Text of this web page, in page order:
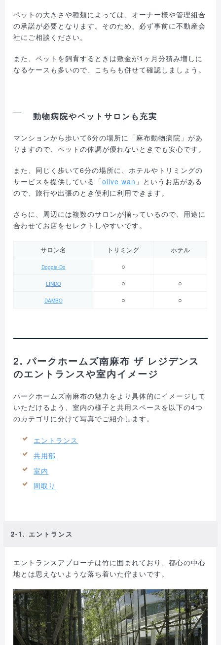
ペットの大きさや種類によっては、オーナー様や管理組合
の承諾が必要となります。そのため、必ず事前に不動産会
社にご相談ください。
また、ペットを飼育するときは敷金が1ヶ月分積み増しに
なるケースも多いので、こちらも併せて確認しましょう。
動物病院やペットサロンも充実
マンションから歩いて6分の場所に「麻布動物病院」があ
りますので、ペットの体調が優れないときでも安心です。
また、同じく歩いて6分の場所に、ホテルやトリミングの
サービスを提供している「olive wan 」というお店がある
ので、旅行や出張のとき便利に利用できます。
さらに、周辺には複数のサロンが揃っているので、用途に
合わせてお店をセレクトしやすいです。
サロン名 トリミング ホテル
Doggie-Do ○
LINDO ○ ○
DAMBO ○ ○
2. パークホームズ南麻布 ザ レジデンス
のエントランスや室内イメージ
パークホームズ南麻布の魅力をより具体的にイメージして
いただけるよう、室内の様子と共用スペースを以下の4つ
のカテゴリに分けて写真でご紹介します。
エントランス
共用部
室内
間取り
2-1. エントランス
エントランスアプローチは竹に囲まれており、都心の中心
地とは思えないような落ち着いた佇まいです。